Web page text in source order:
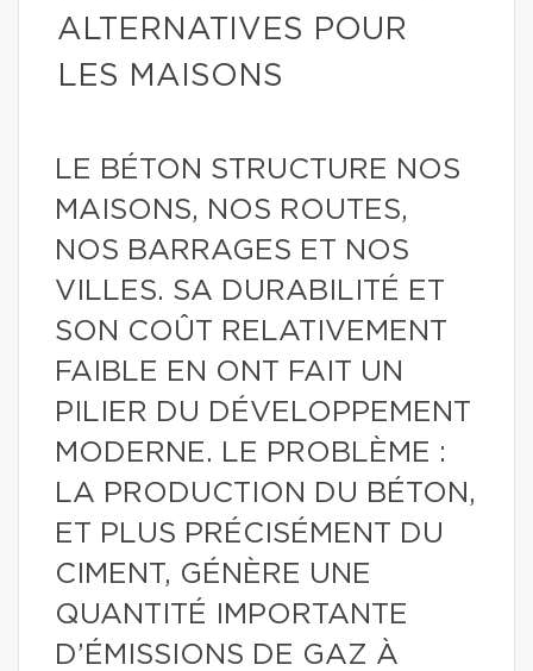
ALTERNATIVES POUR
LES MAISONS
LE BÉTON STRUCTURE NOS
MAISONS, NOS ROUTES,
NOS BARRAGES ET NOS
VILLES. SA DURABILITÉ ET
SON COÛT RELATIVEMENT
FAIBLE EN ONT FAIT UN
PILIER DU DÉVELOPPEMENT
MODERNE. LE PROBLÈME :
LA PRODUCTION DU BÉTON,
ET PLUS PRÉCISÉMENT DU
CIMENT, GÉNÈRE UNE
QUANTITÉ IMPORTANTE
D’ÉMISSIONS DE GAZ À